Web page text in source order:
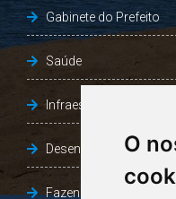
O
Gabinete do Prefeito
Saúde
Infraestrutura,
Desenvolvimento
Fazenda e